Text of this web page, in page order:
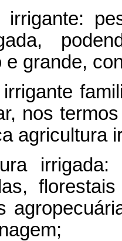
e grande,
nos
agricultura
irrigada: